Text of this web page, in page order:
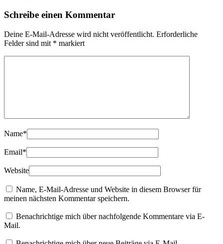
Schreibe einen Kommentar
Deine E-Mail-Adresse wird nicht veröffentlicht. Erforderliche
Felder sind mit * markiert
Name*
Email*
Website
Name, E-Mail-Adresse und Website in diesem Browser für
meinen nächsten Kommentar speichern.
Benachrichtige mich über nachfolgende Kommentare via E-
Mail.